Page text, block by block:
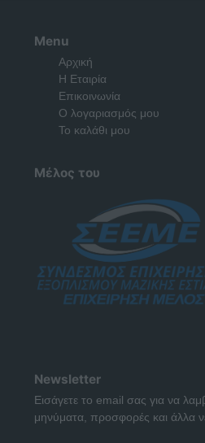
Menu
Αρχική
Η Εταιρία
Επικοινωνία
Ο λογαριασμός μου
Το καλάθι μου
Μέλος του
Newsletter
Εισάγετε το email σας για να
μηνύματα, προσφορές και άλλα